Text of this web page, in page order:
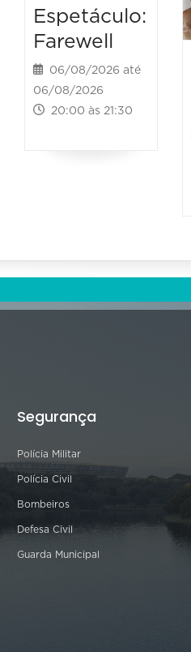
Espetáculo:
Farewell
06/08/2026 até
06/08/2026
20:00 às 21:30
Segurança
Polícia Militar
Polícia Civil
Bombeiros
Defesa Civil
Guarda Municipal